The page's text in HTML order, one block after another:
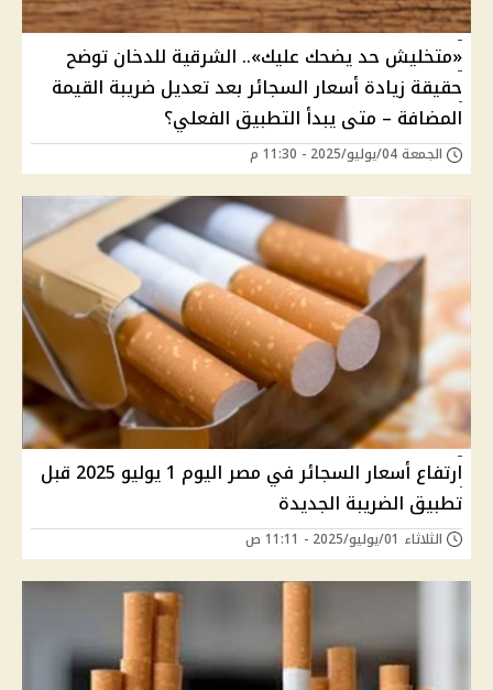
«متخليش حد يضحك عليك».. الشرقية للدخان توضح
حقيقة زيادة أسعار السجائر بعد تعديل ضريبة القيمة
المضافة – متى يبدأ التطبيق الفعلي؟
الجمعة 04/يوليو/2025 - 11:30 م
ارتفاع أسعار السجائر في مصر اليوم 1 يوليو 2025 قبل
تطبيق الضريبة الجديدة
الثلاثاء 01/يوليو/2025 - 11:11 ص